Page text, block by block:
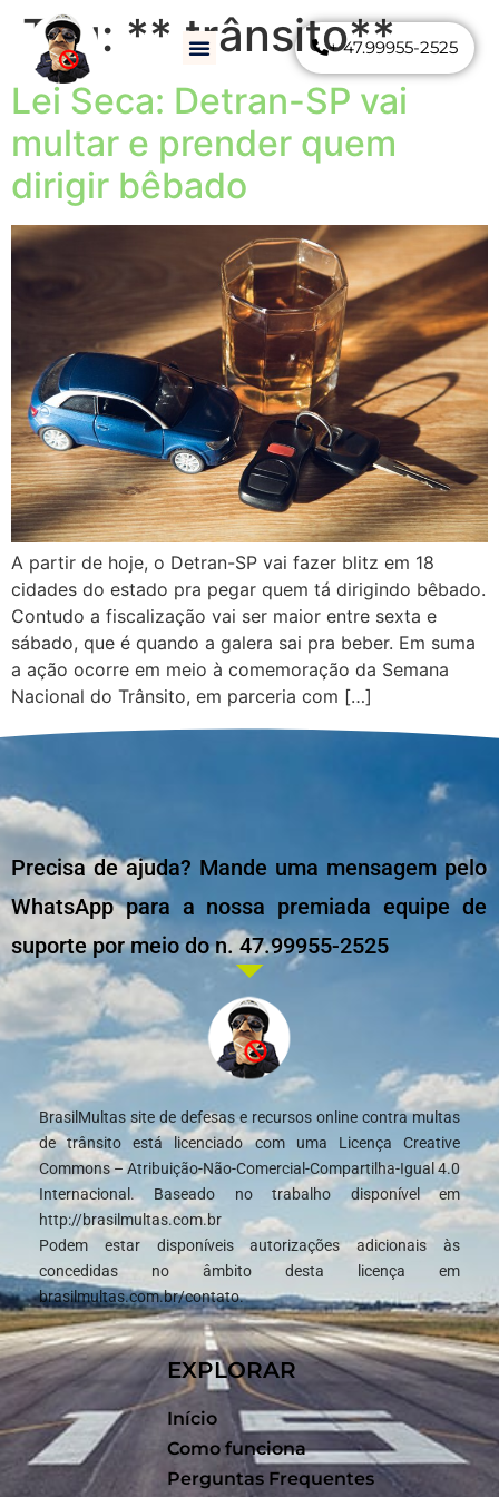
+ 47.99955-2525
Tag: ** trânsito**
Lei Seca: Detran-SP vai
multar e prender quem
dirigir bêbado
A partir de hoje, o Detran-SP vai fazer blitz em 18
cidades do estado pra pegar quem tá dirigindo bêbado.
Contudo a fiscalização vai ser maior entre sexta e
sábado, que é quando a galera sai pra beber. Em suma
a ação ocorre em meio à comemoração da Semana
Nacional do Trânsito, em parceria com […]
Precisa de ajuda? Mande uma mensagem pelo
WhatsApp para a nossa premiada equipe de
suporte por meio do n. 47.99955-2525
BrasilMultas site de defesas e recursos online contra multas
de trânsito está licenciado com uma Licença Creative
Commons – Atribuição-Não-Comercial-Compartilha-Igual 4.0
Internacional. Baseado no trabalho disponível em
http://brasilmultas.com.br
Podem estar disponíveis autorizações adicionais às
concedidas no âmbito desta licença em
brasilmultas.com.br/contato.
EXPLORAR
Início
Como funciona
Perguntas Frequentes